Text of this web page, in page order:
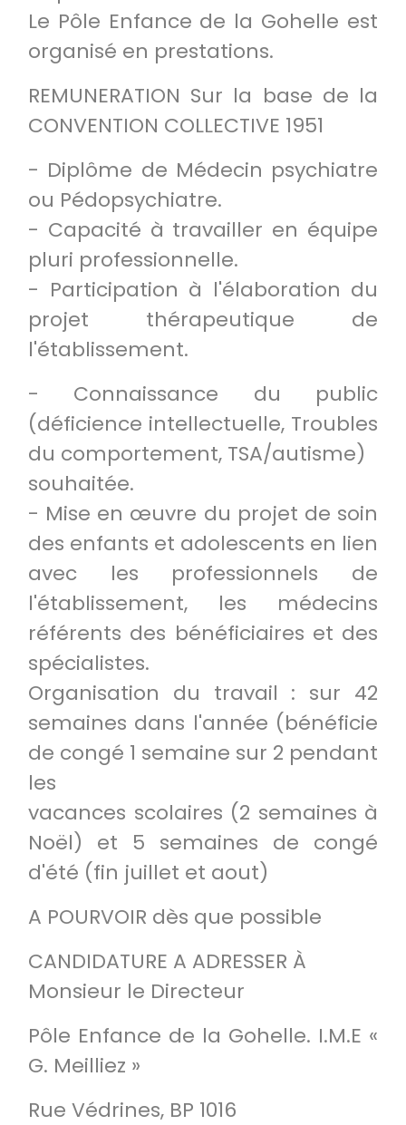
Le Pôle Enfance de la Gohelle est
organisé en prestations.
REMUNERATION Sur la base de la
CONVENTION COLLECTIVE 1951
- Diplôme de Médecin psychiatre
ou Pédopsychiatre.
- Capacité à travailler en équipe
pluri professionnelle.
- Participation à l'élaboration du
projet thérapeutique de
l'établissement.
- Connaissance du public
(déficience intellectuelle, Troubles
du comportement, TSA/autisme)
souhaitée.
- Mise en œuvre du projet de soin
des enfants et adolescents en lien
avec les professionnels de
l'établissement, les médecins
référents des bénéficiaires et des
spécialistes.
Organisation du travail : sur 42
semaines dans l'année (bénéficie
de congé 1 semaine sur 2 pendant
les
vacances scolaires (2 semaines à
Noël) et 5 semaines de congé
d'été (fin juillet et aout)
A POURVOIR dès que possible
CANDIDATURE A ADRESSER À
Monsieur le Directeur
Pôle Enfance de la Gohelle. I.M.E «
G. Meilliez »
Rue Védrines, BP 1016